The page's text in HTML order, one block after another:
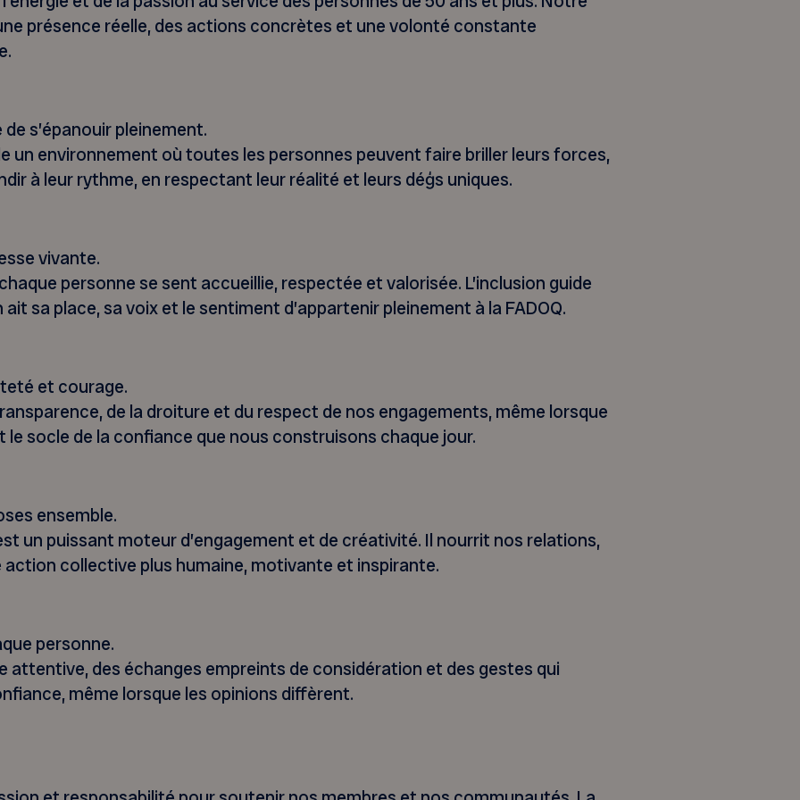
présence réelle, des actions concrètes et une volonté constante
s’épanouir pleinement.
un environnement où toutes les personnes peuvent faire briller leurs forces,
à leur rythme, en respectant leur réalité et leurs déģs uniques.
vivante.
personne se sent accueillie, respectée et valorisée. L’inclusion guide
sa place, sa voix et le sentiment d’appartenir pleinement à la FADOQ.
et courage.
de la droiture et du respect de nos engagements, même lorsque
le socle de la confiance que nous construisons chaque jour.
ensemble.
un puissant moteur d’engagement et de créativité. Il nourrit nos relations,
collective plus humaine, motivante et inspirante.
personne.
attentive, des échanges empreints de considération et des gestes qui
même lorsque les opinions diffèrent.